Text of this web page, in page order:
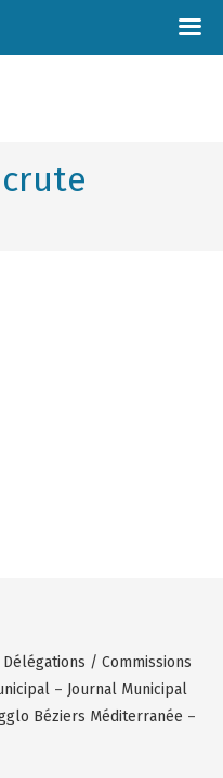
Délégations / Commissions
– Journal Municipal
Béziers Méditerranée –